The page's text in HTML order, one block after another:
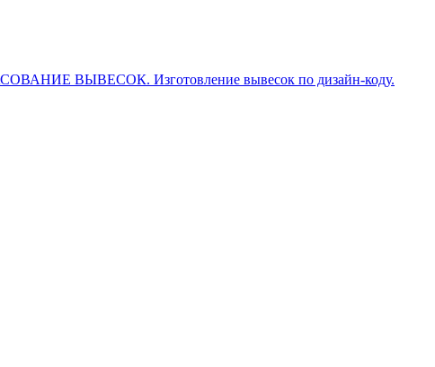
ВЫВЕСОК. Изготовление вывесок по дизайн-коду.